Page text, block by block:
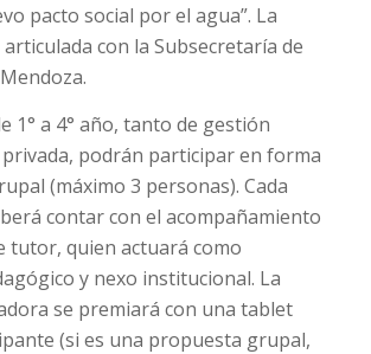
pacto social por el agua”. La
con la Subsecretaría de
1° a 4° año, tanto de gestión
podrán participar en forma
(máximo 3 personas). Cada
contar con el acompañamiento
tutor, quien actuará como
y nexo institucional. La
se premiará con una tablet
(si es una propuesta grupal,